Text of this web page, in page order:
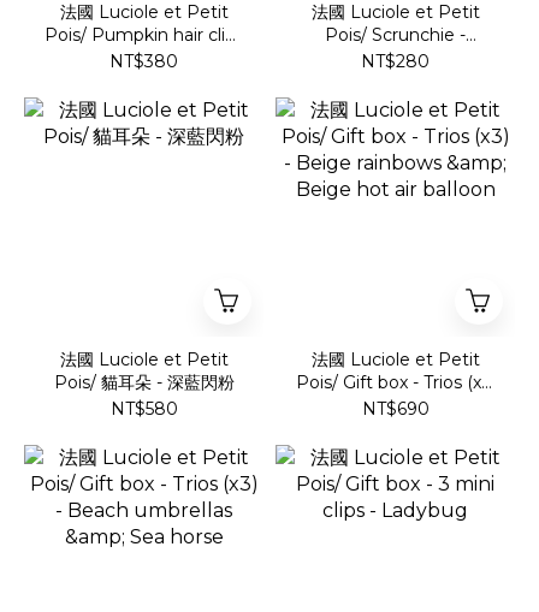
法國 Luciole et Petit
Pois/ Pumpkin hair clips
Pink （一對）
NT$380
法國 Luciole et Petit
Pois/ Scrunchie -
Scottish red
NT$280
法國 Luciole et Petit
Pois/ 貓耳朵 - 深藍閃粉
NT$580
法國 Luciole et Petit
Pois/ Gift box - Trios (x3)
- Beige rainbows &
NT$690